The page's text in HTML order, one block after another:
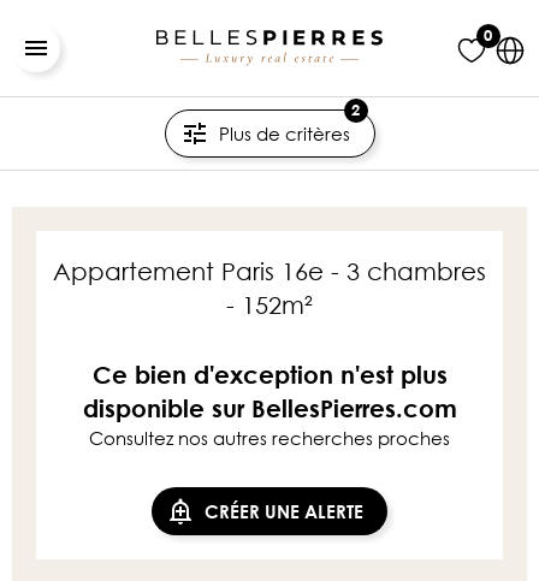
0
Plus de critères
2
Appartement Paris 16e - 3 chambres
- 152m²
Ce bien d'exception n'est plus
disponible sur BellesPierres.com
Consultez nos autres recherches proches
CRÉER UNE ALERTE